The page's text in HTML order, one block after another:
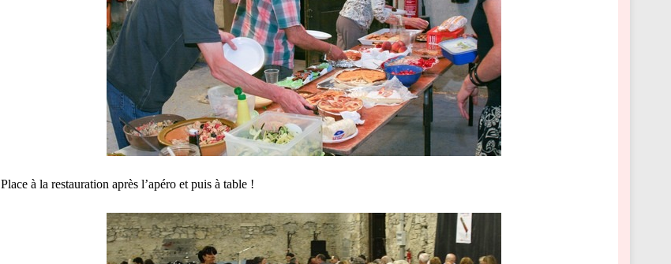
Place à la restauration après l’apéro et puis à table !